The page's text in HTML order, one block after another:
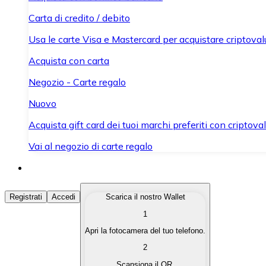
Carta di credito / debito
Usa le carte Visa e Mastercard per acquistare
Acquista con carta
Negozio - Carte regalo
Nuovo
Acquista gift card dei tuoi marchi preferiti con
Vai al negozio di carte regalo
Acquista Criptovalute
Acquista le criptovalute che ti interessano in modo
Converti le tue criptovalute in valuta fiat quando ne hai
Registrati Accedi
Scarica il nostro Wallet
1
Apri la fotocamera del tuo telefono.
2